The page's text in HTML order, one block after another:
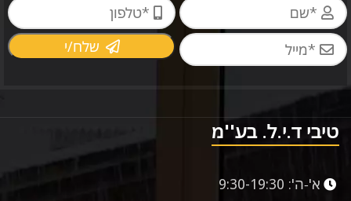
שלח/י
טיבי ד.י.ל. בע''מ
א'-ה': 9:30-19:30